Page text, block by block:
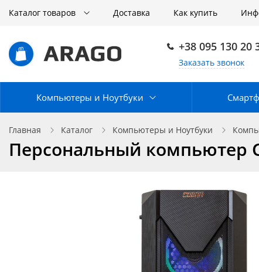
Каталог товаров Доставка Как купить
+38 095 130 20
Заказать звонок
Компьютеры и Ноутбуки
Главная Каталог Компьютеры и Ноутбуки
Персональный компьютер